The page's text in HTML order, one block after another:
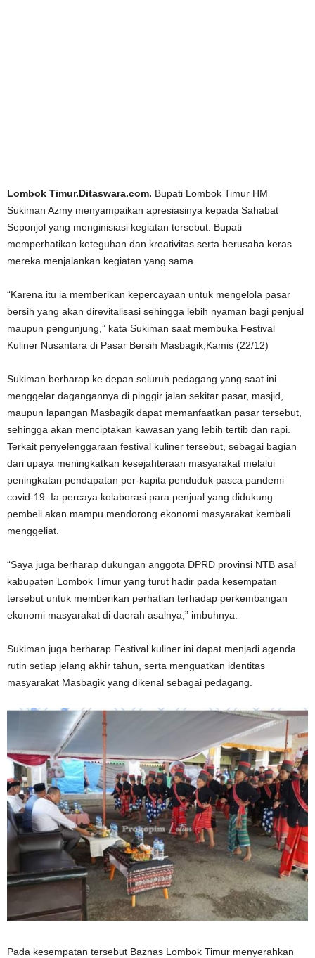
Lombok Timur.Ditaswara.com. Bupati Lombok Timur HM
Sukiman Azmy menyampaikan apresiasinya kepada Sahabat
Seponjol yang menginisiasi kegiatan tersebut. Bupati
memperhatikan keteguhan dan kreativitas serta berusaha keras
mereka menjalankan kegiatan yang sama.
“Karena itu ia memberikan kepercayaan untuk mengelola pasar
bersih yang akan direvitalisasi sehingga lebih nyaman bagi penjual
maupun pengunjung,” kata Sukiman saat membuka Festival
Kuliner Nusantara di Pasar Bersih Masbagik,Kamis (22/12)
Sukiman berharap ke depan seluruh pedagang yang saat ini
menggelar dagangannya di pinggir jalan sekitar pasar, masjid,
maupun lapangan Masbagik dapat memanfaatkan pasar tersebut,
sehingga akan menciptakan kawasan yang lebih tertib dan rapi.
Terkait penyelenggaraan festival kuliner tersebut, sebagai bagian
dari upaya meningkatkan kesejahteraan masyarakat melalui
peningkatan pendapatan per-kapita penduduk pasca pandemi
covid-19. Ia percaya kolaborasi para penjual yang didukung
pembeli akan mampu mendorong ekonomi masyarakat kembali
menggeliat.
“Saya juga berharap dukungan anggota DPRD provinsi NTB asal
kabupaten Lombok Timur yang turut hadir pada kesempatan
tersebut untuk memberikan perhatian terhadap perkembangan
ekonomi masyarakat di daerah asalnya,” imbuhnya.
Sukiman juga berharap Festival kuliner ini dapat menjadi agenda
rutin setiap jelang akhir tahun, serta menguatkan identitas
masyarakat Masbagik yang dikenal sebagai pedagang.
Pada kesempatan tersebut Baznas Lombok Timur menyerahkan